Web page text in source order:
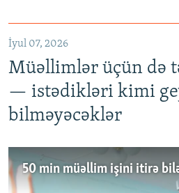
İyul 07, 2026
Müəllimlər üçün də
— istədikləri kimi
bilməyəcəklər